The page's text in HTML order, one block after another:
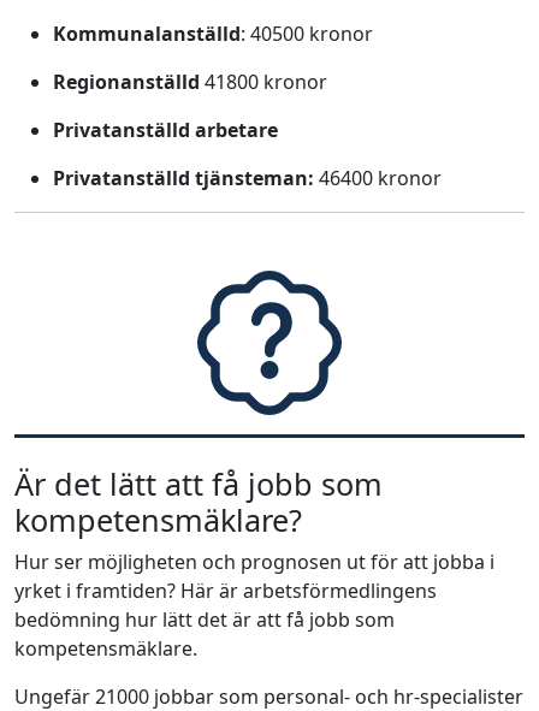
Kommunalanställd: 40500 kronor
Regionanställd 41800 kronor
Privatanställd arbetare
Privatanställd tjänsteman: 46400 kronor
Är det lätt att få jobb som
kompetensmäklare?
Hur ser möjligheten och prognosen ut för att jobba i
yrket i framtiden? Här är arbetsförmedlingens
bedömning hur lätt det är att få jobb som
kompetensmäklare.
Ungefär 21000 jobbar som personal- och hr-specialister